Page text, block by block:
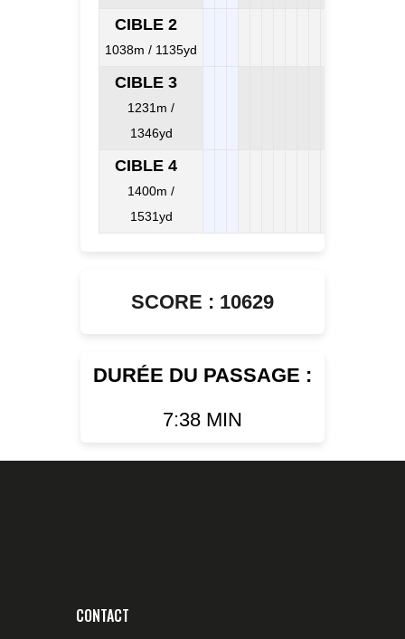
CIBLE 2
1038m / 1135yd
CIBLE 3
1231m /
1346yd
CIBLE 4
1400m /
1531yd
SCORE : 10629
DURÉE DU PASSAGE :
7:38 MIN
CONTACT